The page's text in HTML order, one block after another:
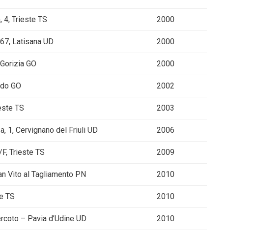
4, Trieste TS 2000
Latisana UD 2000
GO 2000
GO 2002
TS 2003
1, Cervignano del Friuli UD 2006
Trieste TS 2009
Vito al Tagliamento PN 2010
TS 2010
– Pavia d’Udine UD 2010